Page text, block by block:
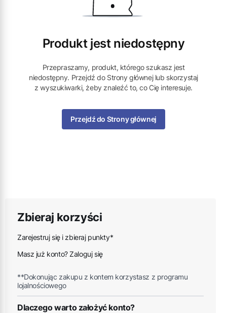
Produkt jest niedostępny
Przepraszamy, produkt, którego szukasz jest
niedostępny. Przejdź do Strony głównej lub skorzystaj
z wyszukiwarki, żeby znaleźć to, co Cię interesuje.
Przejdź do Strony głównej
Zbieraj korzyści
Zarejestruj się i zbieraj punkty*
Masz już konto? Zaloguj się
**Dokonując zakupu z kontem korzystasz z programu
lojalnościowego
Dlaczego warto założyć konto?